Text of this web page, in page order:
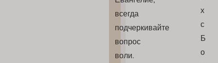
всегда
подчеркивайте
вопрос
воли.
х
с
Б
о